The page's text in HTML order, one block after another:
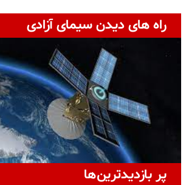
راه های دیدن سیمای آزادی
پر بازدیدترین‌ها